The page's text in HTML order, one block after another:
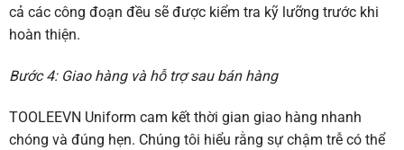
cả các công đoạn đều sẽ được kiểm tra kỹ lưỡng trước khi
hoàn thiện.
Bước 4: Giao hàng và hỗ trợ sau bán hàng
TOOLEEVN Uniform cam kết thời gian giao hàng nhanh
chóng và đúng hẹn. Chúng tôi hiểu rằng sự chậm trễ có thể